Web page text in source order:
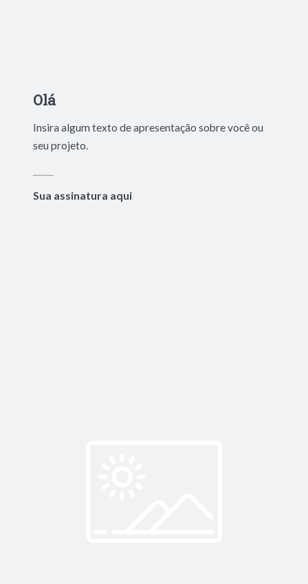
Olá
Insira algum texto de apresentação sobre você ou
seu projeto.
Sua assinatura aqui